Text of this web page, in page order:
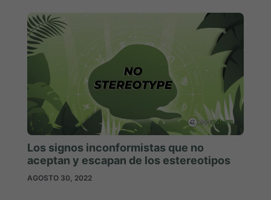
Los signos inconformistas que no
aceptan y escapan de los estereotipos
AGOSTO 30, 2022